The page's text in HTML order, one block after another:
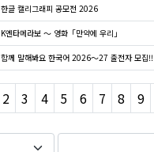
한글 캘리그래피 공모전 2026
K엔타메라보 ～ 영화「만약에 우리」
함께 말해봐요 한국어 2026～27 출전자 모집!!
2 3 4 5 6 7 8 9